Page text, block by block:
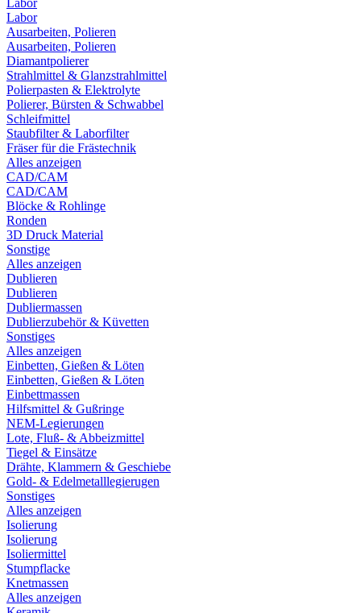
Labor
Labor
Ausarbeiten, Polieren
Ausarbeiten, Polieren
Diamantpolierer
Strahlmittel & Glanzstrahlmittel
Polierpasten & Elektrolyte
Polierer, Bürsten & Schwabbel
Schleifmittel
Staubfilter & Laborfilter
Fräser für die Frästechnik
Alles anzeigen
CAD/CAM
CAD/CAM
Blöcke & Rohlinge
Ronden
3D Druck Material
Sonstige
Alles anzeigen
Dublieren
Dublieren
Dubliermassen
Dublierzubehör & Küvetten
Sonstiges
Alles anzeigen
Einbetten, Gießen & Löten
Einbetten, Gießen & Löten
Einbettmassen
Hilfsmittel & Gußringe
NEM-Legierungen
Lote, Fluß- & Abbeizmittel
Tiegel & Einsätze
Drähte, Klammern & Geschiebe
Gold- & Edelmetalllegierugen
Sonstiges
Alles anzeigen
Isolierung
Isolierung
Isoliermittel
Stumpflacke
Knetmassen
Alles anzeigen